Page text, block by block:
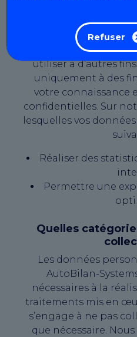
Refuser
AutoBilan-Systems
données personnelles
ces finalités, et
utiliser à d’autres
uniquement à des
votre connaissance
confidentielles. Sur
lesquelles vos
Réaliser des
Permettre une
Quelles
Les données
AutoBilan-
nécessaires à la
traitements mis en
s’engage à ne pas
que nécessaire.